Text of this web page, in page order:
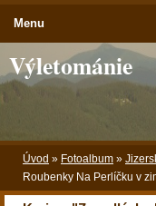
Výletománie
Úvod » Fotoalbum »
Roubenky Na Perlíčku v
Menu